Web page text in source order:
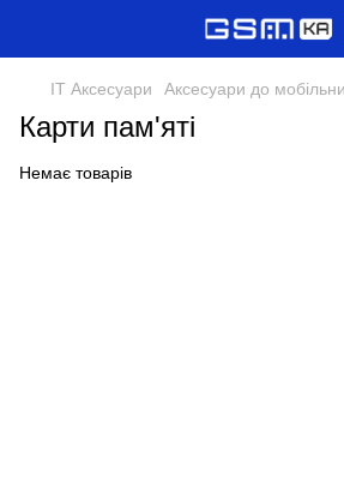
IT Аксесуари Аксесуари до
Карти пам'яті
Немає товарів